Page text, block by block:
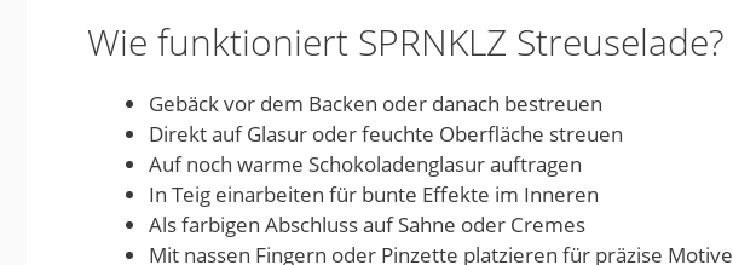
Wie funktioniert SPRNKLZ Streuselade?
Gebäck vor dem Backen oder danach bestreuen
Direkt auf Glasur oder feuchte Oberfläche streuen
Auf noch warme Schokoladenglasur auftragen
In Teig einarbeiten für bunte Effekte im Inneren
Als farbigen Abschluss auf Sahne oder Cremes
Mit nassen Fingern oder Pinzette platzieren für präzise Motive